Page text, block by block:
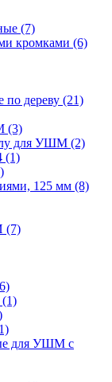
(7)
кромками (6)
по дереву (21)
(3)
для УШМ (2)
(1)
125 мм (8)
(7)
(1)
для УШМ с